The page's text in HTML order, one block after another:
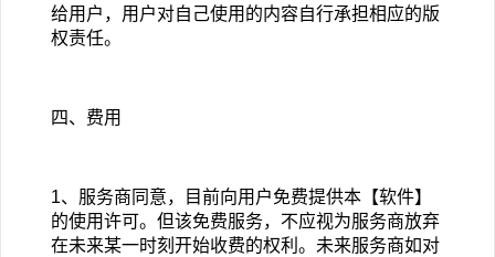
给用户，用户对自己使用的内容自行承担相应的版
权责任。
四、费用
1、服务商同意，目前向用户免费提供本【软件】
的使用许可。但该免费服务，不应视为服务商放弃
在未来某一时刻开始收费的权利。未来服务商如对